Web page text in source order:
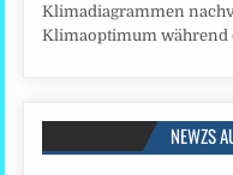
Klimadiagrammen
Klimaoptimum
NEWZS